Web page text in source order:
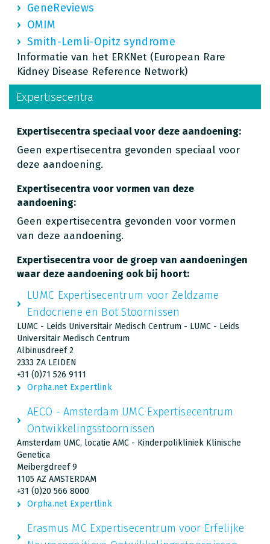
GeneReviews
OMIM
Smith-Lemli-Opitz syndrome
Informatie van het ERKNet (European Rare
Kidney Disease Reference Network)
Expertisecentra
Expertisecentra speciaal voor deze aandoening:
Geen expertisecentra gevonden speciaal voor
deze aandoening.
Expertisecentra voor vormen van deze
aandoening:
Geen expertisecentra gevonden voor vormen
van deze aandoening.
Expertisecentra voor de groep van aandoeningen
waar deze aandoening ook bij hoort:
LUMC Expertisecentrum voor Zeldzame
Endocriene en Bot Stoornissen
LUMC - Leids Universitair Medisch Centrum - LUMC - Leids
Universitair Medisch Centrum
Albinusdreef 2
2333 ZA LEIDEN
+31 (0)71 526 9111
Orpha.net Expertlink
AECO - Amsterdam UMC Expertisecentrum
Ontwikkelingsstoornissen
Amsterdam UMC, locatie AMC - Kinderpolikliniek Klinische
Genetica
Meibergdreef 9
1105 AZ AMSTERDAM
+31 (0)20 566 8000
Orpha.net Expertlink
Erasmus MC Expertisecentrum voor Erfelijke